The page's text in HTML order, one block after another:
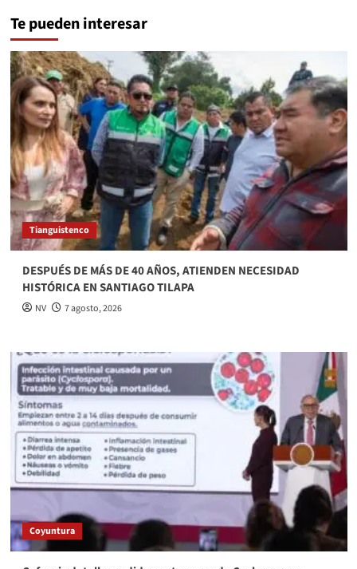
Te pueden interesar
Tianguistenco
DESPUÉS DE MÁS DE 40 AÑOS, ATIENDEN NECESIDAD
HISTÓRICA EN SANTIAGO TILAPA
NV 7 agosto, 2026
Coyuntura